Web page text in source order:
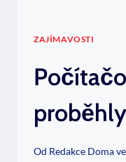
ZAJÍMAVOSTI
Od Redakce Doma